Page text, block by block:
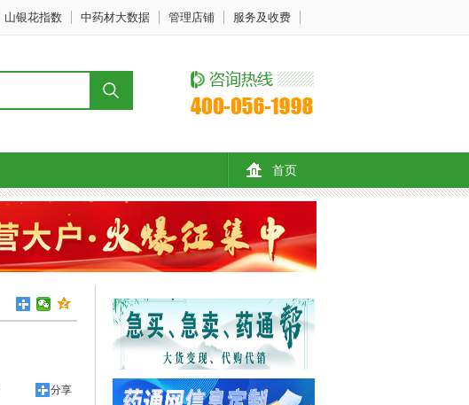
山银花指数 中药材大数据 管理店铺 服务及收费
首页
分享